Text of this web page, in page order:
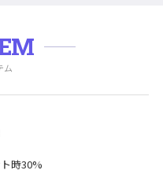
ム
時30%